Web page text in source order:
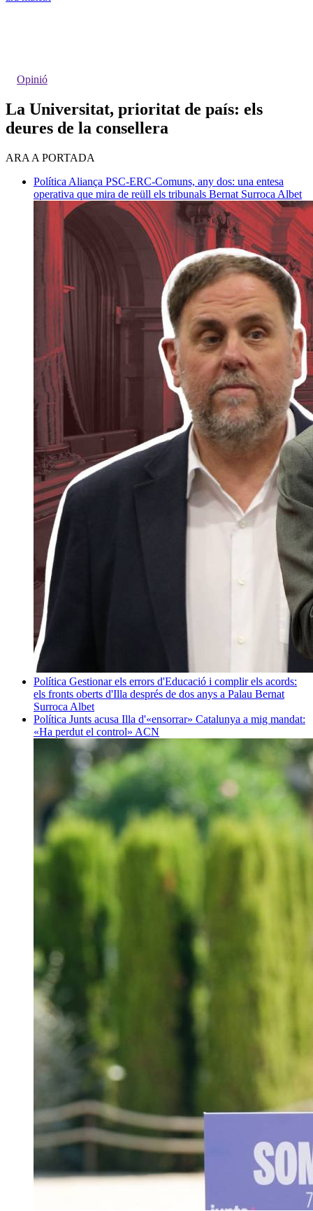
Opinió
La Universitat, prioritat de país: els
deures de la consellera
ARA A PORTADA
Política Aliança PSC-ERC-Comuns, any dos: una entesa
operativa que mira de reüll els tribunals Bernat Surroca Albet
Política Gestionar els errors d'Educació i complir els acords:
els fronts oberts d'Illa després de dos anys a Palau Bernat
Surroca Albet
Política Junts acusa Illa d'«ensorrar» Catalunya a mig mandat:
«Ha perdut el control» ACN